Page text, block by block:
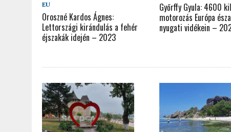
EU
Oroszné Kardos Ágnes:
Lettországi kirándulás a fehér
éjszakák idején – 2023
Győrffy Gyula: 4600
motorozás Európa
nyugati vidékein –